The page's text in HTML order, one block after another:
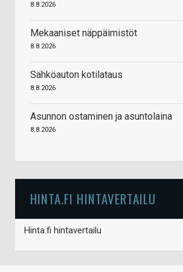
8.8.2026
Mekaaniset näppäimistöt
8.8.2026
Sähköauton kotilataus
8.8.2026
Asunnon ostaminen ja asuntolaina
8.8.2026
HINTA.FI HINTAVERTAILU
Hinta.fi hintavertailu